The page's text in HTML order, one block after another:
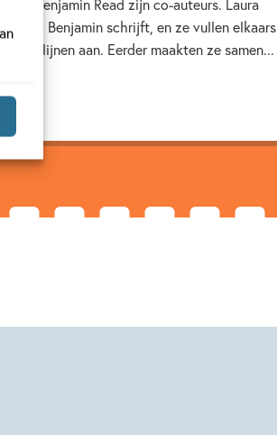
en Benjamin Read zijn co-auteurs. Laura
Benjamin schrijft, en ze vullen elkaars
aan. Eerder maakten ze samen...